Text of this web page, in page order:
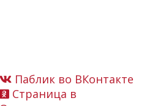
Паблик во ВКонтакте
Страница в